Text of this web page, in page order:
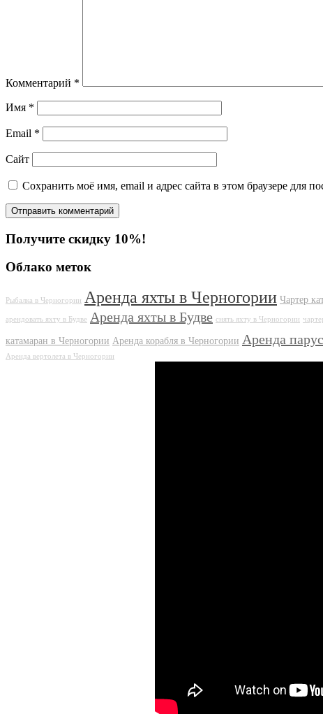
Комментарий *
Имя *
Email *
Сайт
Сохранить моё имя, email и адрес сайта в этом браузере для
Получите скидку 10%!
Облако меток
Рыбалка в Черногории Аренда яхты в Черногории Чартер
арендовать яхту в Будве Аренда яхты в Будве снять яхту в Черногории
катамаран в Черногории Аренда корабля в Черногории Аренда
Аренда вертолета в Черногории